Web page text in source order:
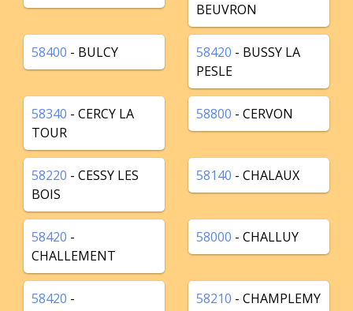
BEUVRON
58400 - BULCY 58420 - BUSSY LA
PESLE
58340 - CERCY LA
TOUR
58800 - CERVON
58220 - CESSY LES
BOIS
58140 - CHALAUX
58420 -
CHALLEMENT
58000 - CHALLUY
58420 -
58210 - CHAMPLEMY